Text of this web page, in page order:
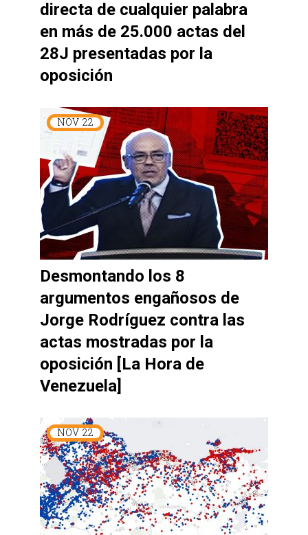
directa de cualquier palabra
en más de 25.000 actas del
28J presentadas por la
oposición
NOV 22
Desmontando los 8
argumentos engañosos de
Jorge Rodríguez contra las
actas mostradas por la
oposición [La Hora de
Venezuela]
NOV 22